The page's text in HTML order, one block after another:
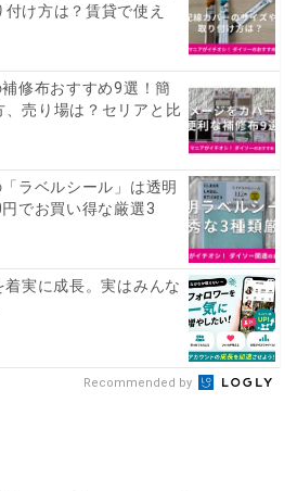
け方は？賃貸で使え
修布おすすめ9選！簡
売り場は？セリアと比
ラベルシール」は透明
でお買い得な厳選3
着実に成長。実はみんな
Recommended by